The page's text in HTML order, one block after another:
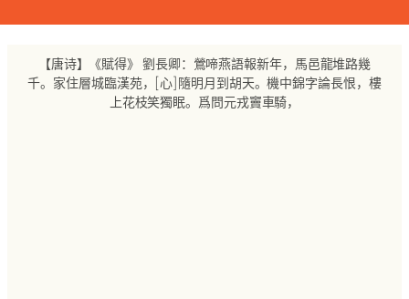
【唐诗】《賦得》 劉長卿：鶯啼燕語報新年，馬邑龍堆路幾
千。家住層城臨漢苑，[心]隨明月到胡天。機中錦字論長恨，樓
上花枝笑獨眠。爲問元戎竇車騎，